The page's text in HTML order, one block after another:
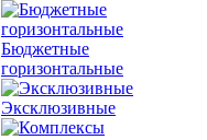
Бюджетные
горизонтальные
Эксклюзивные